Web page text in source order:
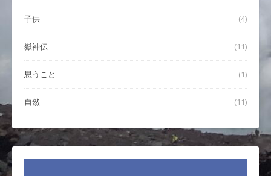
子供 (4)
嶽神伝 (11)
思うこと (1)
自然 (11)